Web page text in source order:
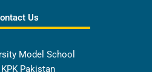
Us
Model School
Pakistan